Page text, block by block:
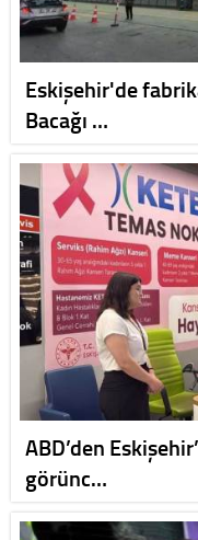
Eskişehir'de
Bacağı …
ABD’den
görünc…